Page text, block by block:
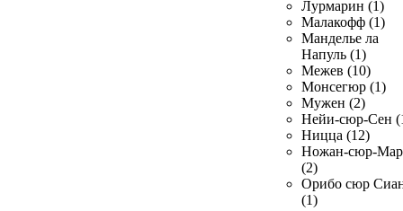
Лурмарин (1)
Малакофф (1)
Манделье ла
Напуль (1)
Межев (10)
Монсегюр (1)
Мужен (2)
Нейи-сюр-Сен
Ницца (12)
Ножан-сюр-
(2)
Орибо сюр
(1)